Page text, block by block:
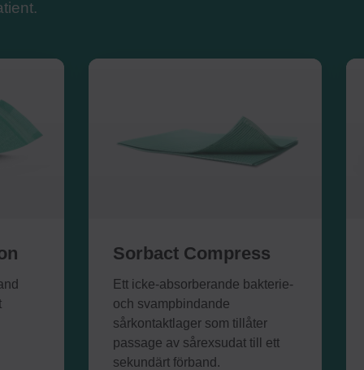
Sorbact Compress
Ett icke-absorberande bakterie-
och svampbindande
sårkontaktlager som tillåter
passage av sårexsudat till ett
sekundärt förband.